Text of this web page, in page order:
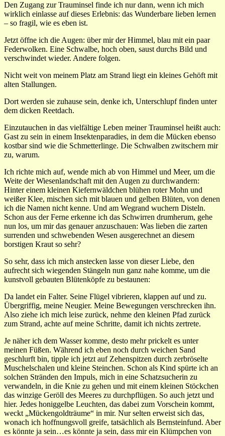
Den Zugang zur Trauminsel finde ich nur dann, wenn ich mich
wirklich einlasse auf dieses Erlebnis: das Wunderbare lieben lernen
– so fragil, wie es eben ist.
Jetzt öffne ich die Augen: über mir der Himmel, blau mit ein paar
Federwolken. Eine Schwalbe, hoch oben, saust durchs Bild und
verschwindet wieder. Andere folgen.
Nicht weit von meinem Platz am Strand liegt ein kleines Gehöft mit
alten Stallungen.
Dort werden sie zuhause sein, denke ich, Unterschlupf finden unter
dem dicken Reetdach.
Einzutauchen in das vielfältige Leben meiner Trauminsel heißt auch:
Gast zu sein in einem Insektenparadies, in dem die Mücken ebenso
kostbar sind wie die Schmetterlinge. Die Schwalben zwitschern mir
zu, warum.
Ich richte mich auf, wende mich ab von Himmel und Meer, um die
Weite der Wiesenlandschaft mit den Augen zu durchwandern:
Hinter einem kleinen Kiefernwäldchen blühen roter Mohn und
weißer Klee, mischen sich mit blauen und gelben Blüten, von denen
ich die Namen nicht kenne. Und am Wegrand wuchern Disteln.
Schon aus der Ferne erkenne ich das Schwirren drumherum, gehe
nun los, um mir das genauer anzuschauen: Was lieben die zarten
surrenden und schwebenden Wesen ausgerechnet an diesem
borstigen Kraut so sehr?
So sehr, dass ich mich anstecken lasse von dieser Liebe, den
aufrecht sich wiegenden Stängeln nun ganz nahe komme, um die
kunstvoll gebauten Blütenköpfe zu bestaunen:
Da landet ein Falter. Seine Flügel vibrieren, klappen auf und zu.
Übergriffig, meine Neugier. Meine Bewegungen verschrecken ihn.
Also ziehe ich mich leise zurück, nehme den kleinen Pfad zurück
zum Strand, achte auf meine Schritte, damit ich nichts zertrete.
Je näher ich dem Wasser komme, desto mehr prickelt es unter
meinen Füßen. Während ich eben noch durch weichen Sand
geschlurft bin, tipple ich jetzt auf Zehenspitzen durch zerbröselte
Muschelschalen und kleine Steinchen. Schon als Kind spürte ich an
solchen Stränden den Impuls, mich in eine Schatzsucherin zu
verwandeln, in die Knie zu gehen und mit einem kleinen Stöckchen
das winzige Geröll des Meeres zu durchpflügen. So auch jetzt und
hier. Jedes honiggelbe Leuchten, das dabei zum Vorschein kommt,
weckt „Mückengoldträume“ in mir. Nur selten erweist sich das,
wonach ich hoffnungsvoll greife, tatsächlich als Bernsteinfund. Aber
es könnte ja sein…es könnte ja sein, dass mir ein Klümpchen von